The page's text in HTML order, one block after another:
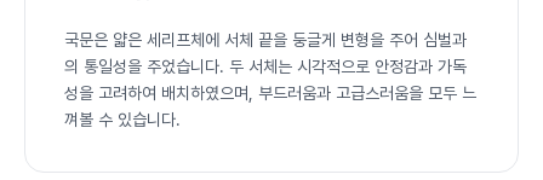
국문은 얇은 세리프체에 서체 끝을 둥글게 변형을 주어 심벌과
의 통일성을 주었습니다. 두 서체는 시각적으로 안정감과 가독
성을 고려하여 배치하였으며, 부드러움과 고급스러움을 모두 느
껴볼 수 있습니다.